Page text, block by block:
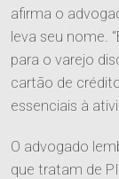
afirma o
leva seu nome.
para o varejo
cartão de
essenciais à
O advogado
que tratam de